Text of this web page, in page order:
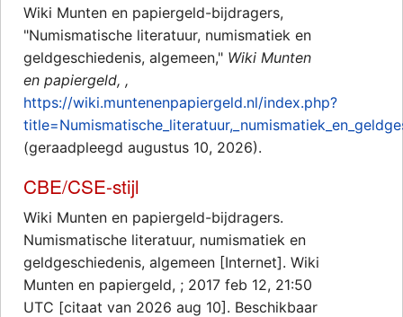
Wiki Munten en papiergeld-bijdragers,
"Numismatische literatuur, numismatiek en
geldgeschiedenis, algemeen," Wiki Munten
en papiergeld, ,
https://wiki.muntenenpapiergeld.nl/index.php?
(geraadpleegd augustus 10, 2026).
CBE/CSE-stijl
Wiki Munten en papiergeld-bijdragers.
Numismatische literatuur, numismatiek en
geldgeschiedenis, algemeen [Internet]. Wiki
Munten en papiergeld, ; 2017 feb 12, 21:50
UTC [citaat van 2026 aug 10]. Beschikbaar